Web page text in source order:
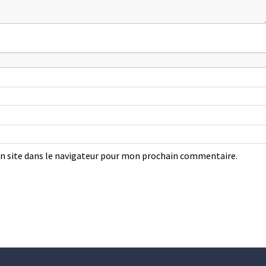
dans le navigateur pour mon prochain commentaire.